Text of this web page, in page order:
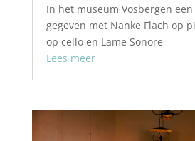
In het museum Vosbergen
gegeven met Nanke Flach op
op cello en Lame Sonore
Lees meer